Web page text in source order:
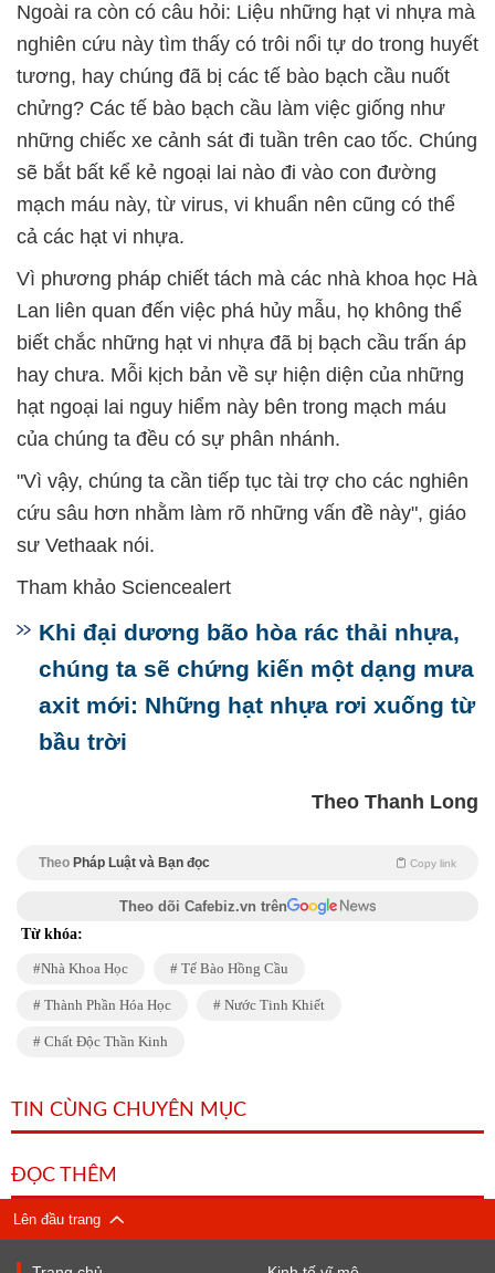
Ngoài ra còn có câu hỏi: Liệu những hạt vi nhựa mà
nghiên cứu này tìm thấy có trôi nổi tự do trong huyết
tương, hay chúng đã bị các tế bào bạch cầu nuốt
chửng? Các tế bào bạch cầu làm việc giống như
những chiếc xe cảnh sát đi tuần trên cao tốc. Chúng
sẽ bắt bất kể kẻ ngoại lai nào đi vào con đường
mạch máu này, từ virus, vi khuẩn nên cũng có thể
cả các hạt vi nhựa.
Vì phương pháp chiết tách mà các nhà khoa học Hà
Lan liên quan đến việc phá hủy mẫu, họ không thể
biết chắc những hạt vi nhựa đã bị bạch cầu trấn áp
hay chưa. Mỗi kịch bản về sự hiện diện của những
hạt ngoại lai nguy hiểm này bên trong mạch máu
của chúng ta đều có sự phân nhánh.
"Vì vậy, chúng ta cần tiếp tục tài trợ cho các nghiên
cứu sâu hơn nhằm làm rõ những vấn đề này", giáo
sư Vethaak nói.
Tham khảo Sciencealert
Khi đại dương bão hòa rác thải nhựa,
chúng ta sẽ chứng kiến một dạng mưa
axit mới: Những hạt nhựa rơi xuống từ
bầu trời
Theo Thanh Long
Theo Pháp Luật và Bạn đọc Copy link
Theo dõi Cafebiz.vn trên
Từ khóa:
Nhà Khoa Học Tế Bào Hồng Cầu
Thành Phần Hóa Học Nước Tinh Khiết
Chất Độc Thần Kinh
TIN CÙNG CHUYÊN MỤC
ĐỌC THÊM
Lên đầu trang